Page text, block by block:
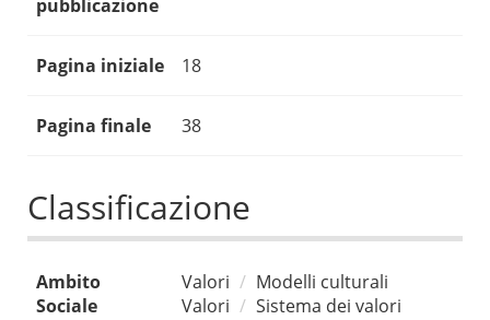
pubblicazione
Pagina iniziale 18
Pagina finale 38
Classificazione
Ambito
Sociale
Valori
Modelli culturali
Valori
Sistema dei valori